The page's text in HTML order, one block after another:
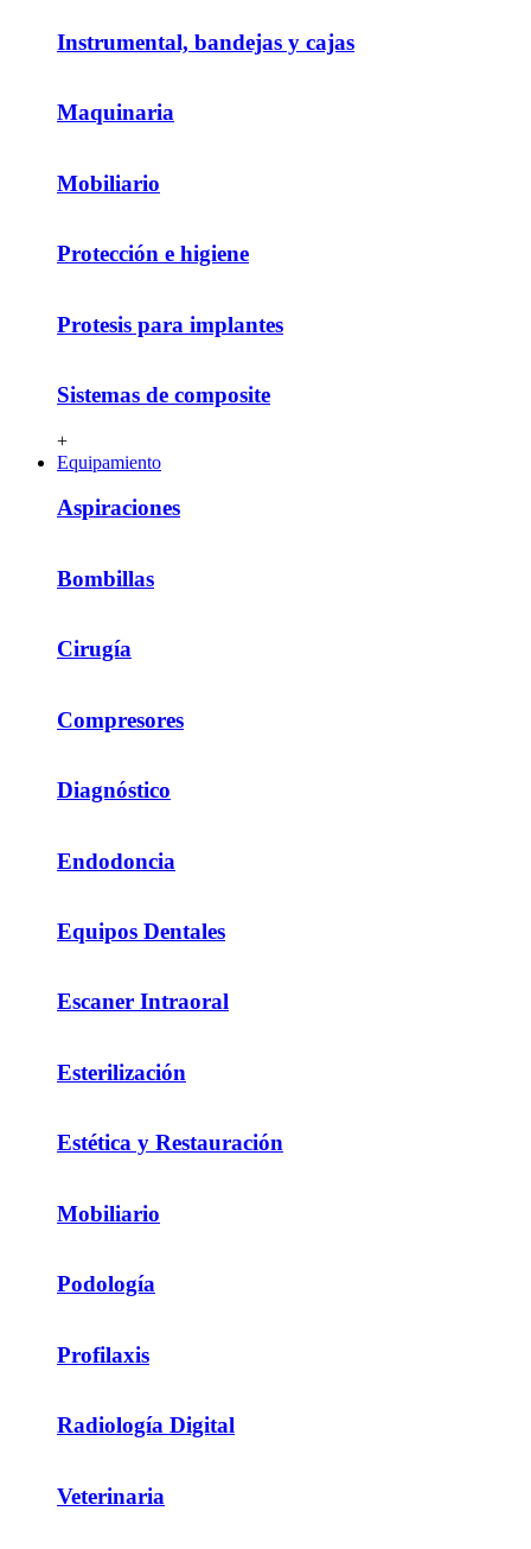
Instrumental, bandejas y cajas
Maquinaria
Mobiliario
Protección e higiene
Protesis para implantes
Sistemas de composite
+
Equipamiento
Aspiraciones
Bombillas
Cirugía
Compresores
Diagnóstico
Endodoncia
Equipos Dentales
Escaner Intraoral
Esterilización
Estética y Restauración
Mobiliario
Podología
Profilaxis
Radiología Digital
Veterinaria